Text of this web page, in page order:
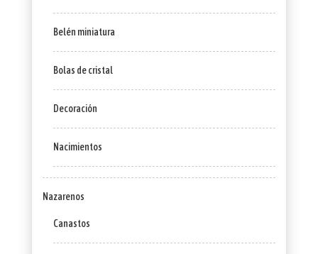
Belén miniatura
Bolas de cristal
Decoración
Nacimientos
Nazarenos
Canastos